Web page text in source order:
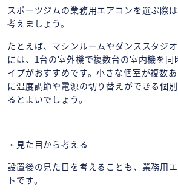
スポーツジムの業務用エアコンを選ぶ際
考えましょう。
たとえば、マシンルームやダンススタジ
には、1台の室外機で複数台の室内機を同
イプがおすすめです。小さな個室が複数
に温度調節や電源の切り替えができる個
るとよいでしょう。
・見た目から考える
設置後の見た目を考えることも、業務用
トです。